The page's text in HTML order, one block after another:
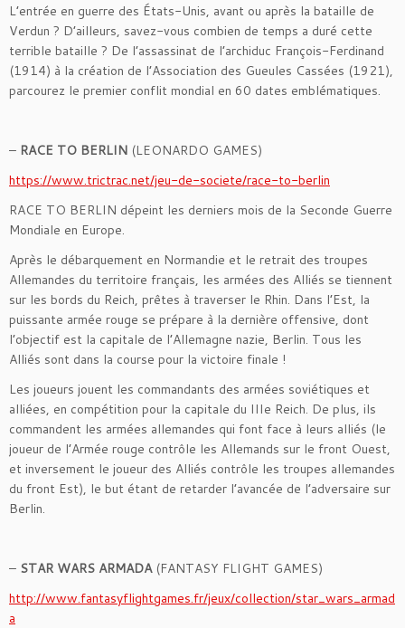
L’entrée en guerre des États-Unis, avant ou après la bataille de
Verdun ? D’ailleurs, savez-vous combien de temps a duré cette
terrible bataille ? De l’assassinat de l’archiduc François-Ferdinand
(1914) à la création de l’Association des Gueules Cassées (1921),
parcourez le premier conflit mondial en 60 dates emblématiques.
– RACE TO BERLIN (LEONARDO GAMES)
https://www.trictrac.net/jeu-de-societe/race-to-berlin
RACE TO BERLIN dépeint les derniers mois de la Seconde Guerre
Mondiale en Europe.
Après le débarquement en Normandie et le retrait des troupes
Allemandes du territoire français, les armées des Alliés se tiennent
sur les bords du Reich, prêtes à traverser le Rhin. Dans l’Est, la
puissante armée rouge se prépare à la dernière offensive, dont
l’objectif est la capitale de l’Allemagne nazie, Berlin. Tous les
Alliés sont dans la course pour la victoire finale !
Les joueurs jouent les commandants des armées soviétiques et
alliées, en compétition pour la capitale du IIIe Reich. De plus, ils
commandent les armées allemandes qui font face à leurs alliés (le
joueur de l’Armée rouge contrôle les Allemands sur le front Ouest,
et inversement le joueur des Alliés contrôle les troupes allemandes
du front Est), le but étant de retarder l’avancée de l’adversaire sur
Berlin.
– STAR WARS ARMADA(FANTASY FLIGHT GAMES)
http://www.fantasyflightgames.fr/jeux/collection/star_wars_armad
a